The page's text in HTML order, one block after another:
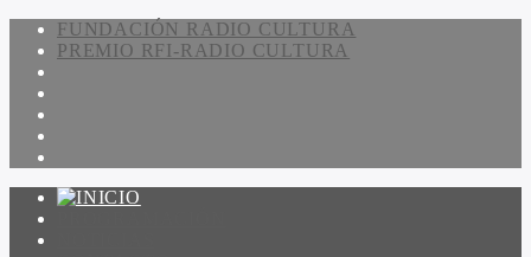
FUNDACIÓN RADIO CULTURA
PREMIO RFI-RADIO CULTURA